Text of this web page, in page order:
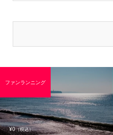
¥0（税込）
ファンランニング